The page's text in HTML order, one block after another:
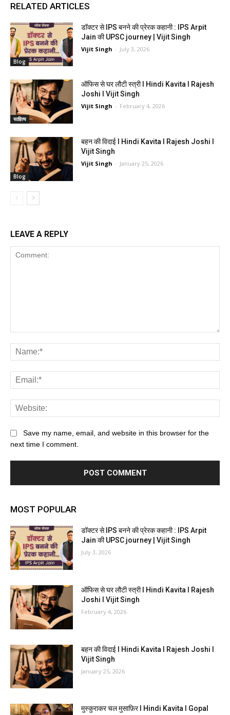
RELATED ARTICLES
Blog
डॉक्टर से IPS बनने की प्रेरक कहानी : IPS Arpit
Jain की UPSC journey | Vijit Singh
Vijit Singh - July 3, 2026
साहित्य
ऑफिस से घर लौटी स्त्री I Hindi Kavita I Rajesh
Joshi I Vijit Singh
Vijit Singh - February 4, 2026
Blog
बहन की विदाई I Hindi Kavita I Rajesh Joshi I
Vijit Singh
Vijit Singh - January 25, 2026
LEAVE A REPLY
Save my name, email, and website in this browser for the
next time I comment.
MOST POPULAR
डॉक्टर से IPS बनने की प्रेरक कहानी : IPS Arpit
Jain की UPSC journey | Vijit Singh
July 3, 2026
ऑफिस से घर लौटी स्त्री I Hindi Kavita I Rajesh
Joshi I Vijit Singh
February 4, 2026
बहन की विदाई I Hindi Kavita I Rajesh Joshi I
Vijit Singh
January 25, 2026
मुस्कुराकर चल मुसाफ़िर I Hindi Kavita I Gopal